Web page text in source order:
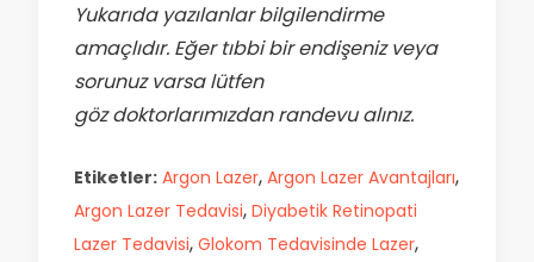
Yukarıda yazılanlar bilgilendirme
amaçlıdır. Eğer tıbbi bir endişeniz veya
sorunuz varsa lütfen
göz doktorlarımızdan randevu alınız.
Etiketler: Argon Lazer, Argon Lazer Avantajları,
Argon Lazer Tedavisi, Diyabetik Retinopati
Lazer Tedavisi, Glokom Tedavisinde Lazer,